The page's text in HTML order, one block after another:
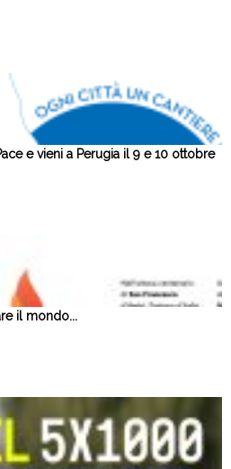
e vieni a Perugia il 9 e 10 ottobre
il mondo...